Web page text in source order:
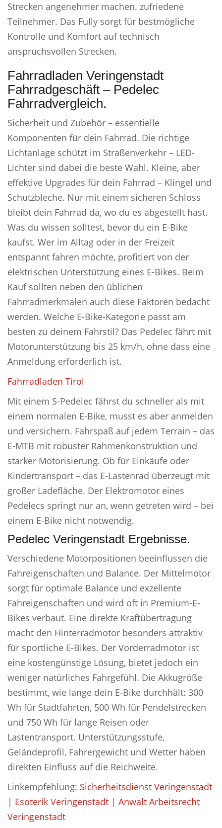
Strecken angenehmer machen. zufriedene
Teilnehmer. Das Fully sorgt für bestmögliche
Kontrolle und Komfort auf technisch
anspruchsvollen Strecken.
Fahrradladen Veringenstadt
Fahrradgeschäft – Pedelec
Fahrradvergleich.
Sicherheit und Zubehör – essentielle
Komponenten für dein Fahrrad. Die richtige
Lichtanlage schützt im Straßenverkehr – LED-
Lichter sind dabei die beste Wahl. Kleine, aber
effektive Upgrades für dein Fahrrad – Klingel und
Schutzbleche. Nur mit einem sicheren Schloss
bleibt dein Fahrrad da, wo du es abgestellt hast.
Was du wissen solltest, bevor du ein E-Bike
kaufst. Wer im Alltag oder in der Freizeit
entspannt fahren möchte, profitiert von der
elektrischen Unterstützung eines E-Bikes. Beim
Kauf sollten neben den üblichen
Fahrradmerkmalen auch diese Faktoren bedacht
werden. Welche E-Bike-Kategorie passt am
besten zu deinem Fahrstil? Das Pedelec fährt mit
Motorunterstützung bis 25 km/h, ohne dass eine
Anmeldung erforderlich ist.
Fahrradladen Tirol
Mit einem S-Pedelec fährst du schneller als mit
einem normalen E-Bike, musst es aber anmelden
und versichern. Fahrspaß auf jedem Terrain – das
E-MTB mit robuster Rahmenkonstruktion und
starker Motorisierung. Ob für Einkäufe oder
Kindertransport – das E-Lastenrad überzeugt mit
großer Ladefläche. Der Elektromotor eines
Pedelecs springt nur an, wenn getreten wird – bei
einem E-Bike nicht notwendig.
Pedelec Veringenstadt Ergebnisse.
Verschiedene Motorpositionen beeinflussen die
Fahreigenschaften und Balance. Der Mittelmotor
sorgt für optimale Balance und exzellente
Fahreigenschaften und wird oft in Premium-E-
Bikes verbaut. Eine direkte Kraftübertragung
macht den Hinterradmotor besonders attraktiv
für sportliche E-Bikes. Der Vorderradmotor ist
eine kostengünstige Lösung, bietet jedoch ein
weniger natürliches Fahrgefühl. Die Akkugröße
bestimmt, wie lange dein E-Bike durchhält: 300
Wh für Stadtfahrten, 500 Wh für Pendelstrecken
und 750 Wh für lange Reisen oder
Lastentransport. Unterstützungsstufe,
Geländeprofil, Fahrergewicht und Wetter haben
direkten Einfluss auf die Reichweite.
Linkempfehlung: Sicherheitsdienst Veringenstadt
| Esoterik Veringenstadt | Anwalt Arbeitsrecht
Veringenstadt